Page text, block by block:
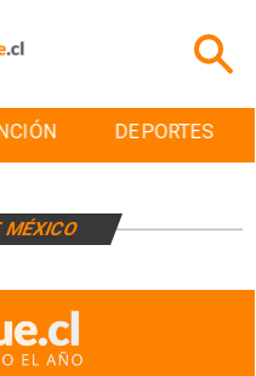
DEPORTES
MÉXICO